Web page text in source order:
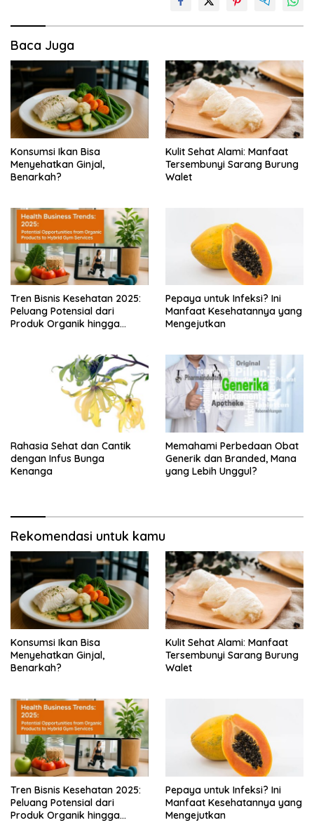
Baca Juga
Konsumsi Ikan Bisa
Menyehatkan Ginjal,
Benarkah?
Kulit Sehat Alami: Manfaat
Tersembunyi Sarang Burung
Walet
Tren Bisnis Kesehatan 2025:
Peluang Potensial dari
Produk Organik hingga
Pepaya untuk Infeksi? Ini
Manfaat Kesehatannya yang
Mengejutkan
Rahasia Sehat dan Cantik
dengan Infus Bunga
Kenanga
Memahami Perbedaan Obat
Generik dan Branded, Mana
yang Lebih Unggul?
Rekomendasi untuk kamu
Konsumsi Ikan Bisa
Menyehatkan Ginjal,
Benarkah?
Kulit Sehat Alami: Manfaat
Tersembunyi Sarang Burung
Walet
Tren Bisnis Kesehatan 2025:
Peluang Potensial dari
Produk Organik hingga
Pepaya untuk Infeksi? Ini
Manfaat Kesehatannya yang
Mengejutkan